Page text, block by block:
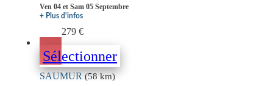
Ven 04 et Sam 05 Septembre
+ Plus d'infos
279 €
Sélectionner
SAUMUR(58 km)